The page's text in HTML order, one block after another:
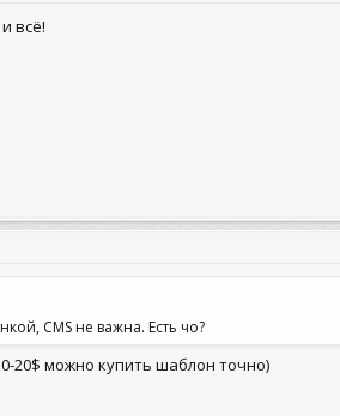
всё!
CMS не важна. Есть чо?
20$ можно купить шаблон точно)